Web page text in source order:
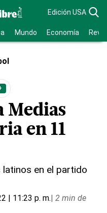
Edición USA
Mundo Economía
Medias
en 11
en el partido
| 11:23 p. m.| 2 min de